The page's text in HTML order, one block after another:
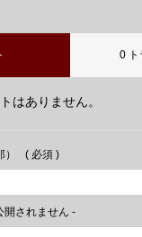
0 ト
はありません。
( 必須 )
開されません -